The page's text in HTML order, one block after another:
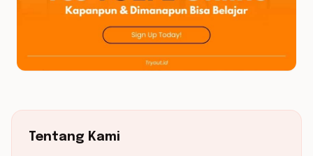
Tentang Kami